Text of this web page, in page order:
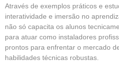
Através de exemplos práticos e
interatividade e imersão no
não só capacita os alunos
para atuar como instaladores
prontos para enfrentar o mercado
habilidades técnicas robustas.